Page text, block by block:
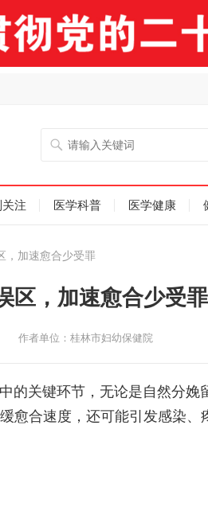
注 医学科普 医学健康
，加速愈合少受罪
区，加速愈合少受罪
作者单位：桂林市妇幼保健院
的关键环节，无论是自然分娩
愈合速度，还可能引发感染、